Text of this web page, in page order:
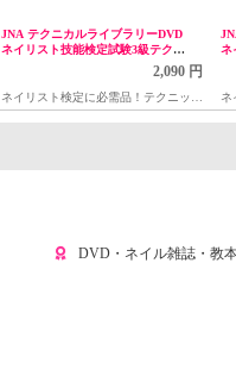
JNA テクニカルライブラリーDVD
ネイリスト技能検定試験3級テクニ
2,090 円
ネイリスト検定に必需品！テクニック
解説DVD
ネ
ネ
解
DVD・ネイル雑誌・教